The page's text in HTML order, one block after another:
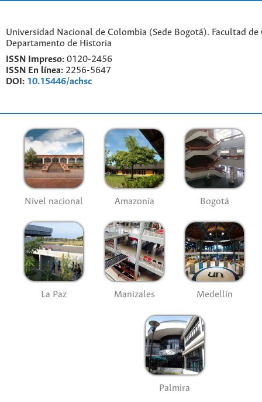
Universidad Nacional de Colombia (Sede Bogotá). Facultad de
Departamento de Historia
ISSN Impreso: 0120-2456
ISSN En línea: 2256-5647
DOI: 10.15446/achsc
Nivel nacional Amazonía Bogotá
La Paz Manizales Medellín
Palmira